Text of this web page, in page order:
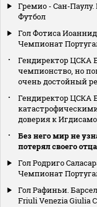
Гремио - Сан-
Футбол
Гол Фотиса
Чемпионат
Гендиректор ЦСКА
чемпионство, но
очень достойный
Гендиректор ЦСКА
доверия к
Без него мир не
потерял своего отца
Гол Родриго
Чемпионат
Гол Рафиньи.
Friuli Venezia Giulia